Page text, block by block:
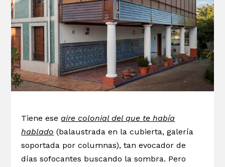
Tiene eseaire colonial del que te había
hablado (balaustrada en la cubierta, galería
soportada por columnas), tan evocador de
días sofocantes buscando la sombra. Pero